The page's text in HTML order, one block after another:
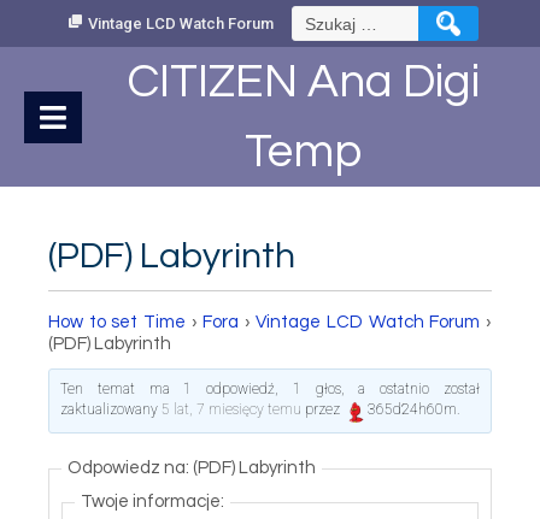
Vintage LCD Watch Forum Szukaj:
CITIZEN Ana Digi
Temp
(PDF) Labyrinth
How to set Time › Fora › Vintage LCD Watch Forum ›
(PDF) Labyrinth
Ten temat ma 1 odpowiedź, 1 głos, a ostatnio został
zaktualizowany 5 lat, 7 miesięcy temu przez 365d24h60m.
Odpowiedz na: (PDF) Labyrinth
Twoje informacje: